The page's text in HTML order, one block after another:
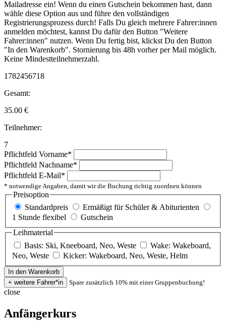
Mailadresse ein! Wenn du einen Gutschein bekommen hast, dann
wähle diese Option aus und führe den vollständigen
Registrierungsprozess durch! Falls Du gleich mehrere Fahrer:innen
anmelden möchtest, kannst Du dafür den Button "Weitere
Fahrer:innen" nutzen. Wenn Du fertig bist, klickst Du den Button
"In den Warenkorb". Stornierung bis 48h vorher per Mail möglich.
Keine Mindestteilnehmerzahl.
1782456718
Gesamt:
35.00 €
Teilnehmer:
7
Pflichtfeld Vorname*
Pflichtfeld Nachname*
Pflichtfeld E-Mail*
* notwendige Angaben, damit wir die Buchung richtig zuordnen können
Preisoption
Standardpreis
Ermäßigt für Schüler & Abiturienten
1 Stunde flexibel
Gutschein
Leihmaterial
Basis: Ski, Kneeboard, Neo, Weste
Wake: Wakeboard,
Neo, Weste
Kicker: Wakeboard, Neo, Weste, Helm
Spare zusätzlich 10% mit einer Gruppenbuchung!
close
Anfängerkurs